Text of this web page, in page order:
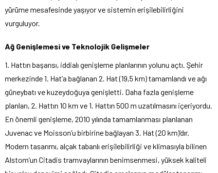
yürüme mesafesinde yaşıyor ve sistemin erişilebilirliğini
vurguluyor.
Ağ Genişlemesi ve Teknolojik Gelişmeler
1. Hattın başarısı, iddialı genişleme planlarının yolunu açtı. Şehir
merkezinde 1. Hat’a bağlanan 2. Hat (19,5 km) tamamlandı ve ağı
güneybatı ve kuzeydoğuya genişletti. Daha fazla genişleme
planları, 2. Hattın 10 km ve 1. Hattın 500 m uzatılmasını içeriyordu.
En önemli genişleme, 2010 yılında tamamlanması planlanan
Juvenac ve Moisson’u birbirine bağlayan 3. Hat (20 km)’dır.
Modern tasarımı, alçak tabanlı erişilebilirliği ve klimasıyla bilinen
Alstom’un Citadis tramvaylarının benimsenmesi, yüksek kaliteli